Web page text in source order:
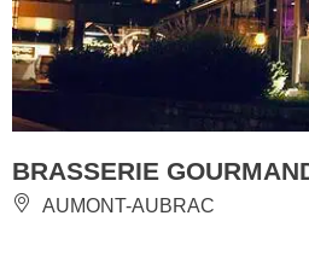
BRASSERIE
AUMONT-AUBRAC